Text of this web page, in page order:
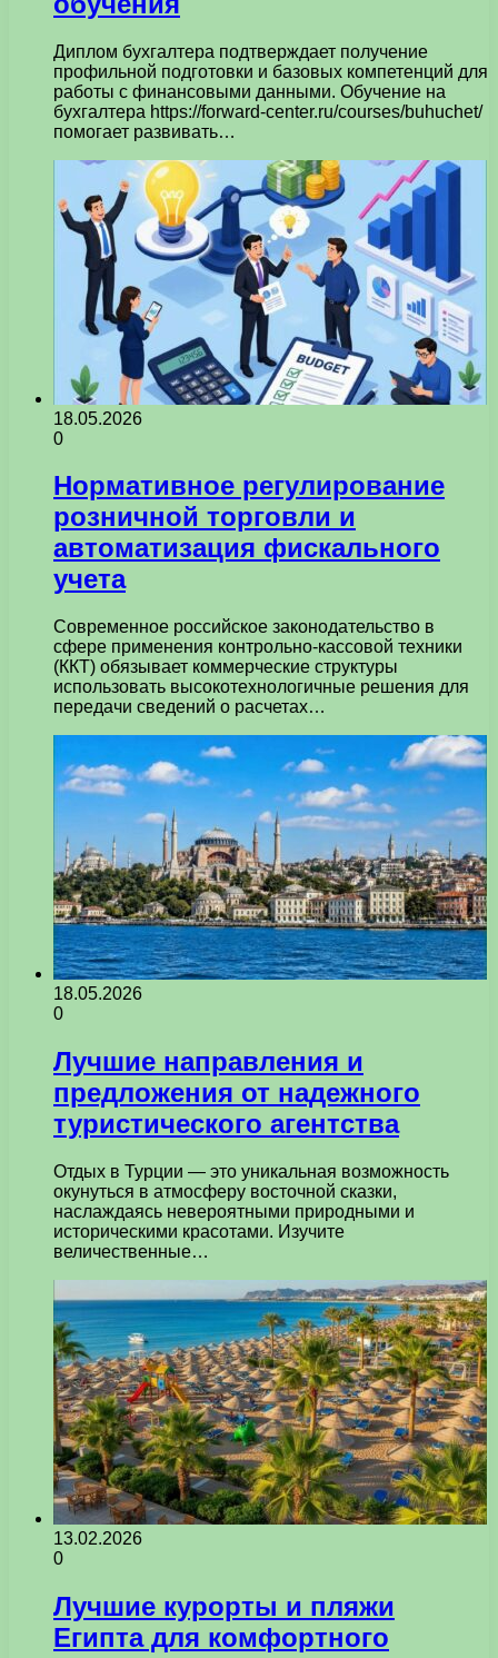
Диплом бухгалтера подтверждает получение
профильной подготовки и базовых компетенций для
работы с финансовыми данными. Обучение на
бухгалтера https://forward-center.ru/courses/buhuchet/
помогает развивать…
18.05.2026
0
Нормативное регулирование
розничной торговли и
автоматизация фискального
учета
Современное российское законодательство в
сфере применения контрольно-кассовой техники
(ККТ) обязывает коммерческие структуры
использовать высокотехнологичные решения для
передачи сведений о расчетах…
18.05.2026
0
Лучшие направления и
предложения от надежного
туристического агентства
Отдых в Турции — это уникальная возможность
окунуться в атмосферу восточной сказки,
наслаждаясь невероятными природными и
историческими красотами. Изучите
величественные…
13.02.2026
0
Лучшие курорты и пляжи
Египта для комфортного